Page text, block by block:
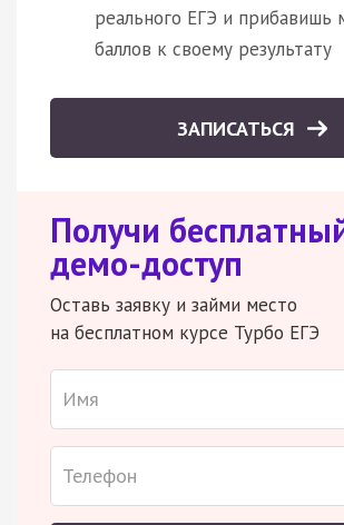
реального ЕГЭ и прибавишь
баллов к своему результату
ЗАПИСАТЬСЯ
Получи
демо-доступ
Оставь заявку и займи место
на бесплатном курсе Турбо ЕГЭ